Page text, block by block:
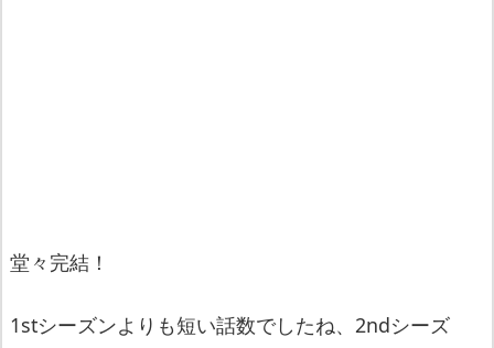
堂々完結！
1stシーズンよりも短い話数でしたね、2ndシーズ